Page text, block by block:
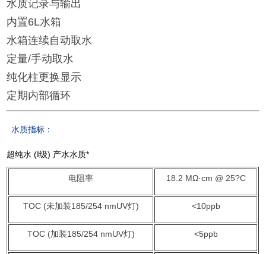
水质记录与输出
内置6L水箱
水箱连续自动取水
定量/手动取水
纯化柱更换显示
定期内部循环
水质指标：
超纯水 (I级) 产水水质*
电阻率 18.2 MΩ·cm @ 25?C
TOC (未加装185/254 nmUV灯) <10ppb
TOC (加装185/254 nmUV灯) <5ppb